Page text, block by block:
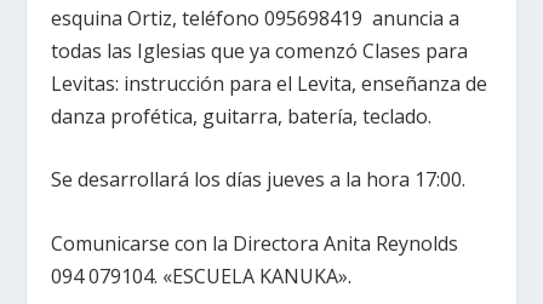
esquina Ortiz, teléfono 095698419 anuncia a
todas las Iglesias que ya comenzó Clases para
Levitas: instrucción para el Levita, enseñanza de
danza profética, guitarra, batería, teclado.
Se desarrollará los días jueves a la hora 17:00.
Comunicarse con la Directora Anita Reynolds
094 079104. «ESCUELA KANUKA».